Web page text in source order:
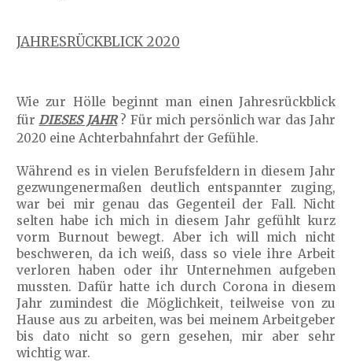
JAHRESRÜCKBLICK 2020
Wie zur Hölle beginnt man einen Jahresrückblick
fürDIESES JAHR? Für mich persönlich war das Jahr
2020 eine Achterbahnfahrt der Gefühle.
Während es in vielen Berufsfeldern in diesem Jahr
gezwungenermaßen deutlich entspannter zuging,
war bei mir genau das Gegenteil der Fall. Nicht
selten habe ich mich in diesem Jahr gefühlt kurz
vorm Burnout bewegt. Aber ich will mich nicht
beschweren, da ich weiß, dass so viele ihre Arbeit
verloren haben oder ihr Unternehmen aufgeben
mussten. Dafür hatte ich durch Corona in diesem
Jahr zumindest die Möglichkeit, teilweise von zu
Hause aus zu arbeiten, was bei meinem Arbeitgeber
bis dato nicht so gern gesehen, mir aber sehr
wichtig war.